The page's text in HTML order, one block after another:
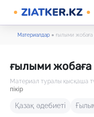
Материалдар ● ғылыми жобаға
ғылыми жобаға
Материал туралы қысқаша
пікір
Қазақ әдебиеті